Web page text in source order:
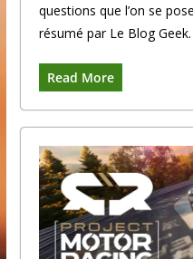
questions que l’on se
résumé par Le Blog Geek.
Read More